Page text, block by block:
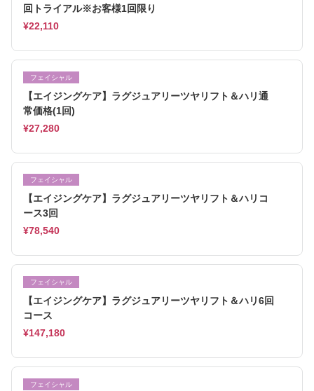
回トライアル※お客様1回限り
¥22,110
フェイシャル
【エイジングケア】ラグジュアリーツヤリフト＆ハリ通
常価格(1回)
¥27,280
フェイシャル
【エイジングケア】ラグジュアリーツヤリフト＆ハリコ
ース3回
¥78,540
フェイシャル
【エイジングケア】ラグジュアリーツヤリフト＆ハリ6回
コース
¥147,180
フェイシャル